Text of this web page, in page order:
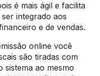
é mais ágil e facilita
integrado aos
e de vendas.
online você
são tiradas com
sistema ao mesmo